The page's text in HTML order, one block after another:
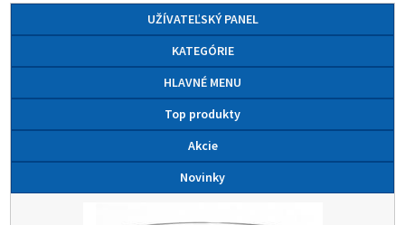
UŽÍVATEĽSKÝ PANEL
KATEGÓRIE
HLAVNÉ MENU
Top produkty
Akcie
Novinky